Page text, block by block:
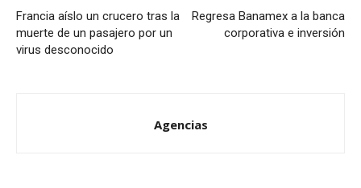
Francia aíslo un crucero tras la
muerte de un pasajero por un
virus desconocido
Regresa Banamex a la banca
corporativa e inversión
Agencias